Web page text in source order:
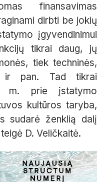
finansavimas
dirbti be jokių
įgyvendinimui
tikrai daug, jų
tiek techninės,
ir pan. Tad tikrai
m. prie įstatymo
kultūros taryba,
sudarė ženklią dalį
D. Veličkaitė.